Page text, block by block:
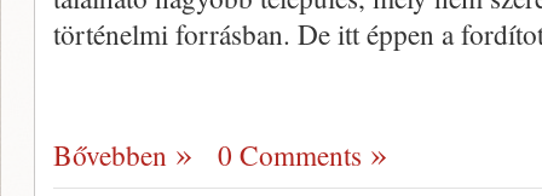
történelmi forrásban. De itt éppen a
Bővebben 0 Comments